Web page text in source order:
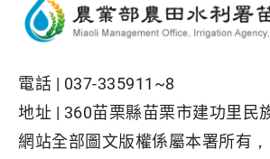
電話 | 037-335911~8
地址 | 360苗栗縣苗栗市建功里民
網站全部圖文版權係屬本署所有